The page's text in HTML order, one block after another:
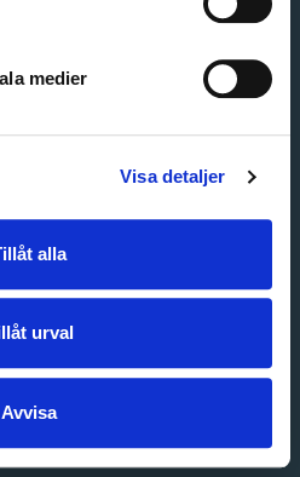
medier
Visa detaljer
alla
urval
Avvisa